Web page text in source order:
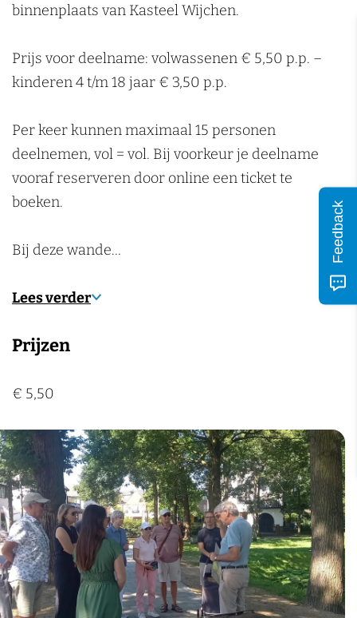
n eh
n
binnenplaats van Kasteel Wijchen.
Prijs voor deelname: volwassenen € 5,50 p.p. –
kinderen 4 t/m 18 jaar € 3,50 p.p.
Per keer kunnen maximaal 15 personen
deelnemen, vol = vol. Bij voorkeur je deelname
vooraf reserveren door online een ticket te
boeken.
Bij deze wande…
Lees verder
Prijzen
€ 5,50
Feedback